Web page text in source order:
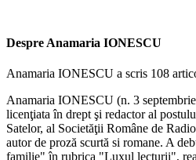
Despre Anamaria IONESCU
Anamaria IONESCU a scris 108
Anamaria IONESCU (n. 3
licenţiata în drept şi redactor al
Satelor, al Societăţii Române de
autor de proză scurtă si romane. A
familie" în rubrica "Luxul lecturii",